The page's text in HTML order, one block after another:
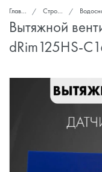
Главная Стройка и ремонт Водоснабжение,
Вытяжной
dRim125HS-